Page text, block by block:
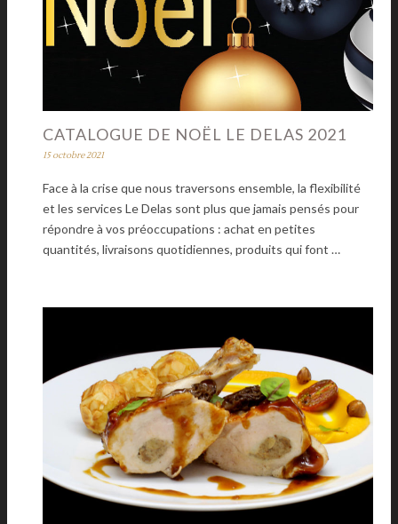
CATALOGUE DE NOËL LE DELAS 2021
15 octobre 2021
Face à la crise que nous traversons ensemble, la flexibilité
et les services Le Delas sont plus que jamais pensés pour
répondre à vos préoccupations : achat en petites
quantités, livraisons quotidiennes, produits qui font …